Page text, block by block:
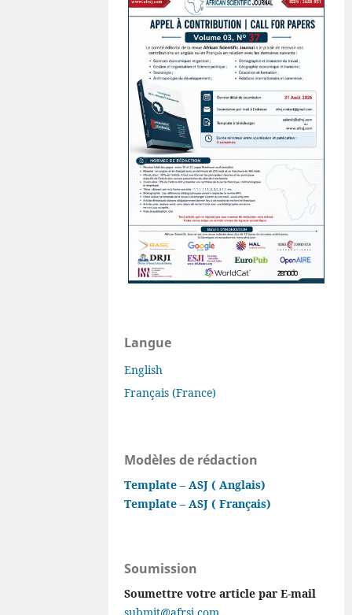
Langue
English
Français (France)
Modèles de rédaction
Template – ASJ ( Anglais)
Template – ASJ ( Français)
Soumission
Soumettre votre article par E-mail